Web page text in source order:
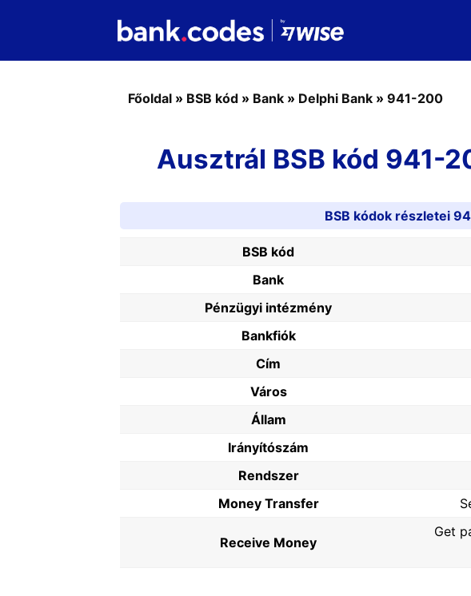
Főoldal » BSB kód » Bank » Delphi Bank » 941-200
Ausztrál BSB kód 941-
BSB kódok részletei
BSB kód
Bank
Pénzügyi intézmény
Bankfiók
Cím
Város
Állam
Irányítószám
Rendszer
Money Transfer
Receive Money
Get